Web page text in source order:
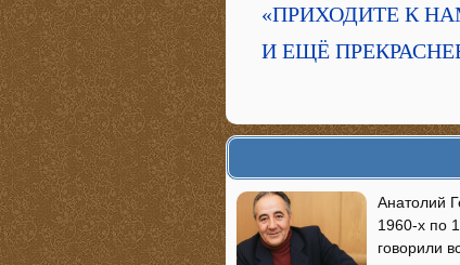
«ПРИХОДИТЕ К
И ЕЩЁ
Анатолий
1960-х по
говорили